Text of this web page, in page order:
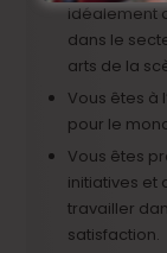
idéalement
dans le
arts de la
Vous êtes à
pour le
Vous êtes
initiatives et
travailler
satisfaction.